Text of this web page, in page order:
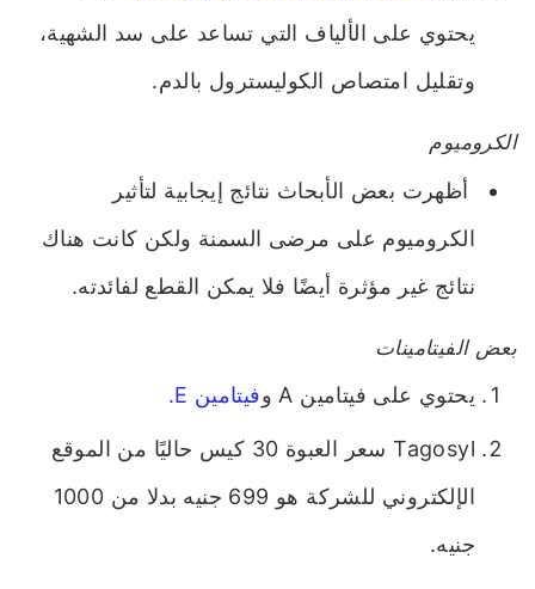
يحتوي على الألياف التي تساعد على سد الشهية،
وتقليل امتصاص الكوليسترول بالدم.
الكروميوم
أظهرت بعض الأبحاث نتائج إيجابية لتأثير
الكروميوم على مرضى السمنة ولكن كانت هناك
نتائج غير مؤثرة أيضًا فلا يمكن القطع لفائدته.
بعض الفيتامينات
يحتوي على فيتامين A و فيتامين E.
Tagosyl سعر العبوة 30 كيس حاليًا من الموقع
الإلكتروني للشركة هو 699 جنيه بدلا من 1000
جنيه.